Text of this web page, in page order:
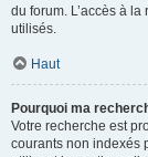
du forum. L’accès à
utilisés.
Haut
Pourquoi ma
Votre recherche est
courants non indexés